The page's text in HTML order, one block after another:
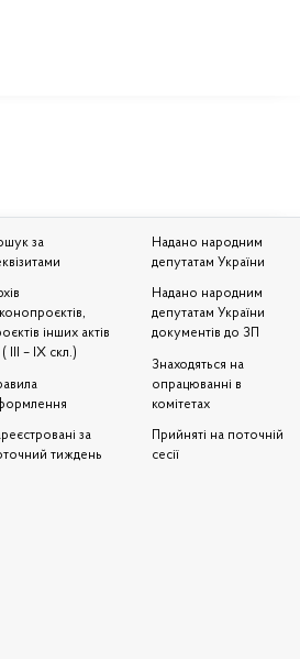
за
інших актів
( III – IX скл.)
за
тиждень
Надано народним
депутатам України
Надано народним
депутатам України
документів до ЗП
Знаходяться на
опрацюванні в
комітетах
Прийняті на поточній
сесії